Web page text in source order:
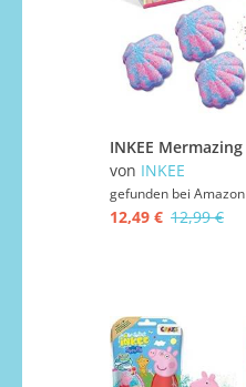
von INKEE
gefunden bei Amazon
12,49 € 12,99 €